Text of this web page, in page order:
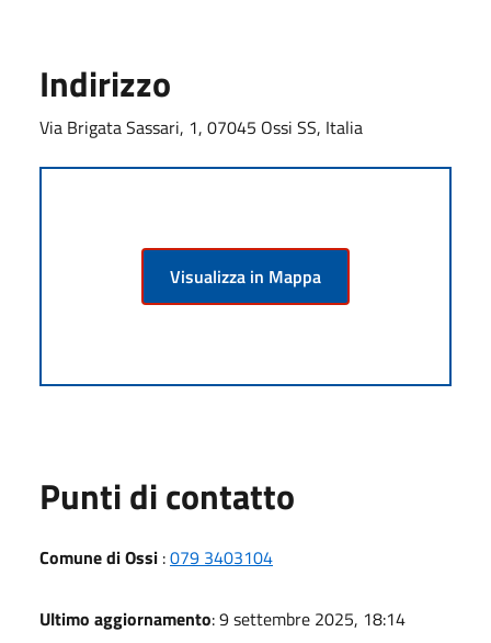
Indirizzo
Via Brigata Sassari, 1, 07045 Ossi SS, Italia
Visualizza in Mappa
Punti di contatto
Comune di Ossi :079 3403104
Ultimo aggiornamento: 9 settembre 2025, 18:14